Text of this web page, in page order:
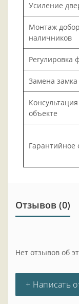
Усиление
Монтаж
наличников
Регулировка
Замена замка
объекте
Гарантийное
Отзывов (0)
Нет отзывов об
+ Написать